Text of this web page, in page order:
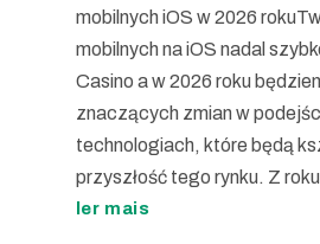
mobilnych iOS w 2026
mobilnych na iOS nadal
Casino a w 2026 roku
znaczących zmian w
technologiach, które będą
przyszłość tego rynku. Z
ler mais